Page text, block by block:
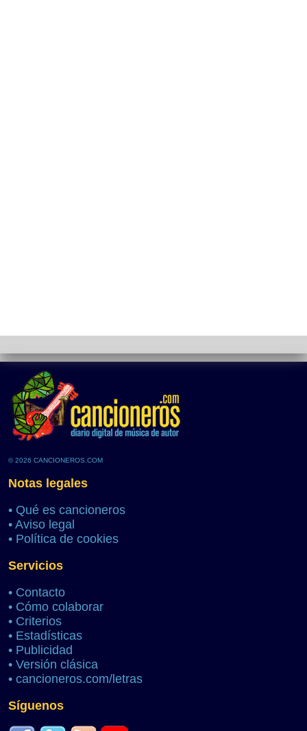
© 2026 CANCIONEROS.COM
Notas legales
• Qué es cancioneros
• Aviso legal
• Política de cookies
Servicios
• Contacto
• Cómo colaborar
• Criterios
• Estadísticas
• Publicidad
• Versión clásica
• cancioneros.com/letras
Síguenos